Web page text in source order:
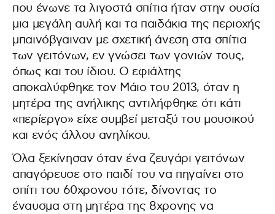
που ένωνε τα λιγοστά σπίτια ήταν στην ουσία
μια μεγάλη αυλή και τα παιδάκια της περιοχής
μπαινόβγαιναν με σχετική άνεση στα σπίτια
των γειτόνων, εν γνώσει των γονιών τους,
όπως και του ίδιου. Ο εφιάλτης
αποκαλύφθηκε τον Μάιο του 2013, όταν η
μητέρα της ανήλικης αντιλήφθηκε ότι κάτι
«περίεργο» είχε συμβεί μεταξύ του μουσικού
και ενός άλλου ανηλίκου.
Όλα ξεκίνησαν όταν ένα ζευγάρι γειτόνων
απαγόρευσε στο παιδί του να πηγαίνει στο
σπίτι του 60χρονου τότε, δίνοντας το
έναυσμα στη μητέρα της 8χρονης να